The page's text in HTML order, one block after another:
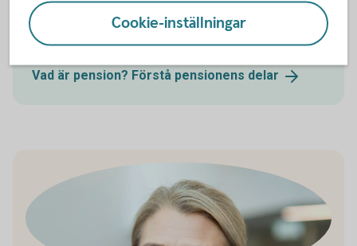
Här berättar vi hur pensionssystemet fungerar och
hur du kan tänka avseende ditt pensionssparande.
Vad är pension? Förstå pensionens delar
Cookie-inställningar